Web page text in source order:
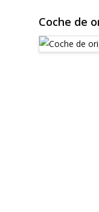
Coche de